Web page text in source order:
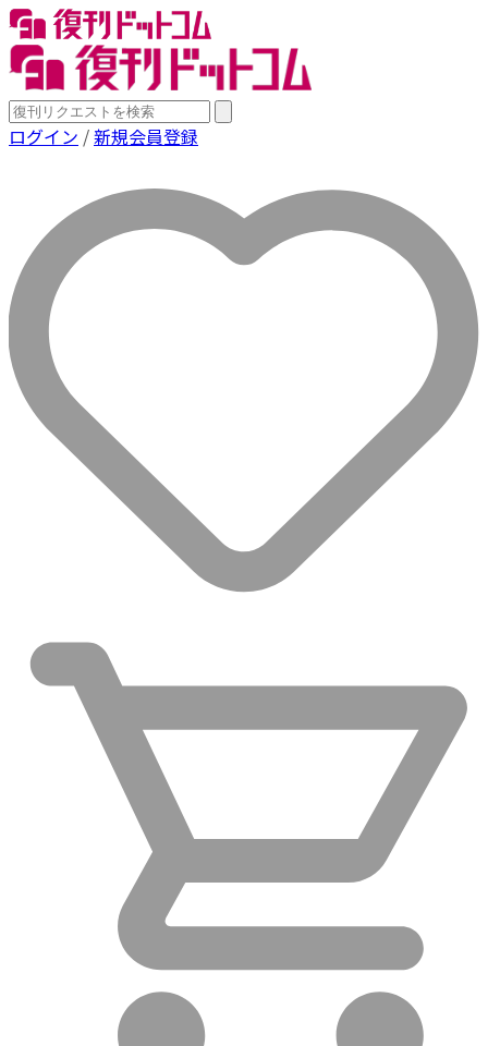
ログイン /新規会員登録